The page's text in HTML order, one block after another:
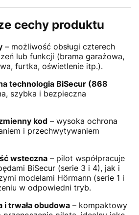
cechy produktu
– możliwość obsługi czterech
lub funkcji (brama garażowa,
furtka, oświetlenie itp.).
technologia BiSecur (868
szybka i bezpieczna
kod – wysoka ochrona
i przechwytywaniem
wsteczna – pilot współpracuje
BiSecur (serie 3 i 4), jak i
modelami Hörmann (serie 1 i
w odpowiedni tryb.
i trwała obudowa – kompaktowy